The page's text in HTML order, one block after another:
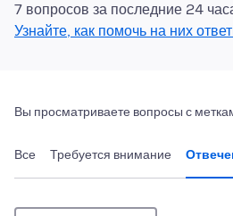
7 вопросов за последние 24
Узнайте, как помочь на них
Вы просматриваете вопросы с
Все Требуется внимание